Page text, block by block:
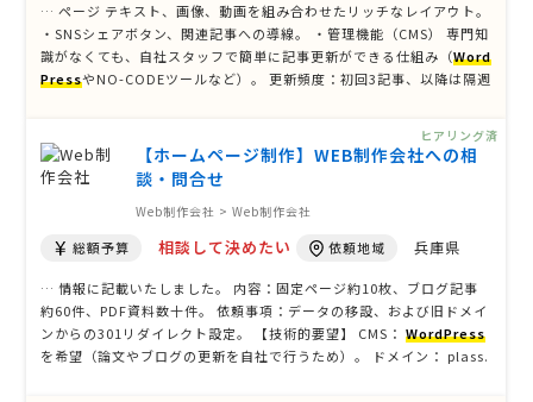
… ページ テキスト、画像、動画を組み合わせたリッチなレイアウト。
・SNSシェアボタン、関連記事への導線。 ・管理機能（CMS） 専門知
識がなくても、自社スタッフで簡単に記事更新ができる仕組み（Word
PressやNO-CODEツールなど）。 更新頻度：初回3記事、以降は隔週
【ホームページ制作】WEB制作会社への相
談・問合せ
Web制作会社 > Web制作会社
総額予算 相談して決めたい 依頼地域 兵庫県
… 情報に記載いたしました。 内容：固定ページ約10枚、ブログ記事
約60件、PDF資料数十件。 依頼事項：データの移設、および旧ドメイ
ンからの301リダイレクト設定。 【技術的要望】 CMS：WordPress
を希望（論文やブログの更新を自社で行うため）。 ドメイン： plass.
ヒアリング済